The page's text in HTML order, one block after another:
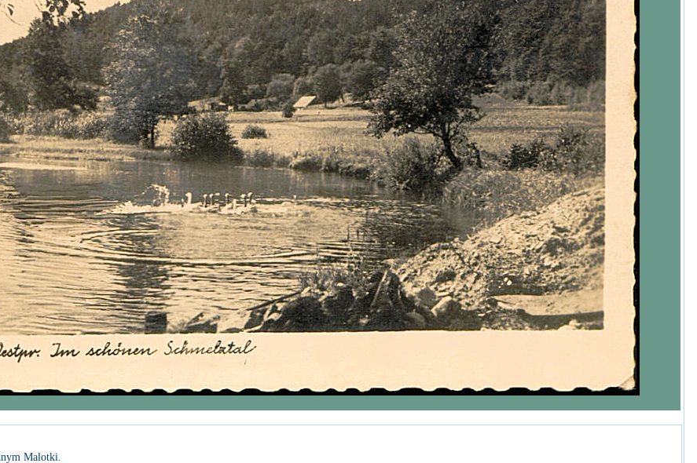
Malotki.